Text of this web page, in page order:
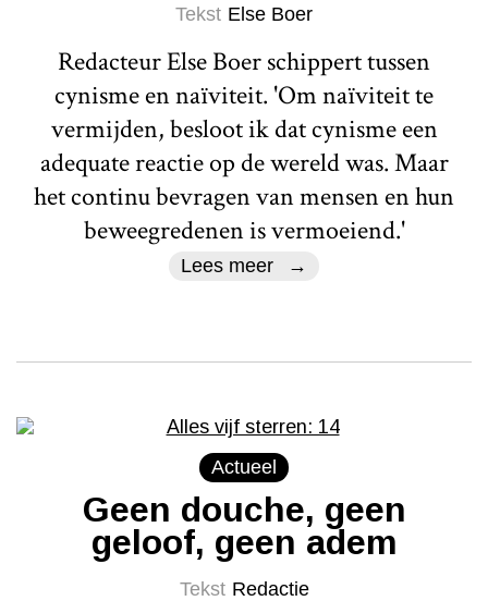
Tekst Else Boer
Redacteur Else Boer schippert tussen
cynisme en naïviteit. 'Om naïviteit te
vermijden, besloot ik dat cynisme een
adequate reactie op de wereld was. Maar
het continu bevragen van mensen en hun
beweegredenen is vermoeiend.'
Lees meer
Actueel
Geen douche, geen
geloof, geen adem
Tekst Redactie